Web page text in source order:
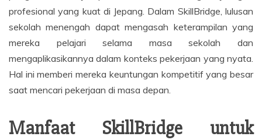
profesional yang kuat di Jepang. Dalam SkillBridge, lulusan
sekolah menengah dapat mengasah keterampilan yang
mereka pelajari selama masa sekolah dan
mengaplikasikannya dalam konteks pekerjaan yang nyata.
Hal ini memberi mereka keuntungan kompetitif yang besar
saat mencari pekerjaan di masa depan.
Manfaat SkillBridge untuk